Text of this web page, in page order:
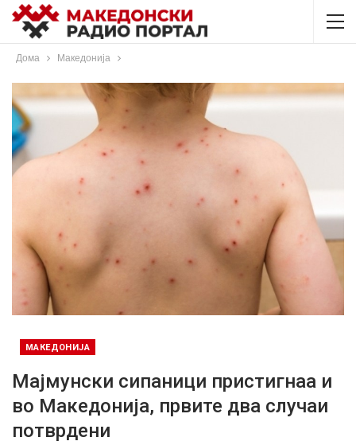
Дома Македонија
МАКЕДОНИЈА
Мајмунски сипаници пристигнаа и
во Македонија, првите два случаи
потврдени